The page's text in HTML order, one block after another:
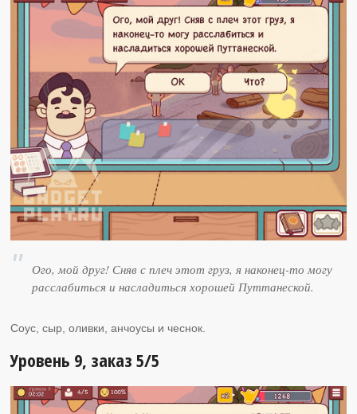
Ого, мой друг! Сняв с плеч этот груз, я наконец-то могу
расслабиться и насладиться хорошей Путтанеской.
Соус, сыр, оливки, анчоусы и чеснок.
Уровень 9, заказ 5/5